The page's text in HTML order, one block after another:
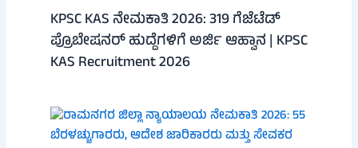
KPSC KAS ನೇಮಕಾತಿ 2026: 319 ಗೆಜೆಟೆಡ್
ಪ್ರೊಬೇಷನರ್ ಹುದ್ದೆಗಳಿಗೆ ಅರ್ಜಿ ಆಹ್ವಾನ | KPSC
KAS Recruitment 2026